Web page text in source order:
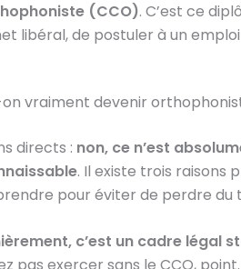
(CCO). C’est ce
libéral, de postuler à un
vraiment devenir
directs : non, ce n’est
. Il existe trois raisons
pour éviter de perdre du
c’est un cadre légal